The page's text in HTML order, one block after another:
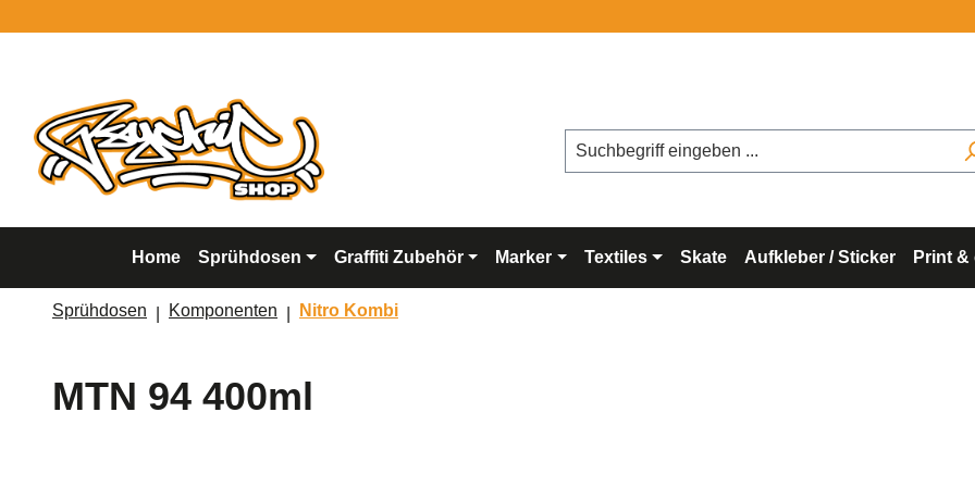
Home Sprühdosen Graffiti Zubehör Marker Textiles Skate Aufkleber / Sticker Print &
Sprühdosen Komponenten Nitro Kombi
MTN 94 400ml